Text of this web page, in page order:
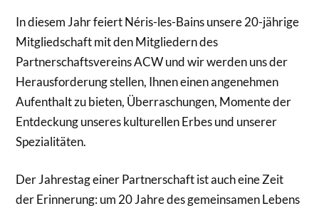
In diesem Jahr feiert Néris-les-Bains unsere 20-jährige
Mitgliedschaft mit den Mitgliedern des
Partnerschaftsvereins ACW und wir werden uns der
Herausforderung stellen, Ihnen einen angenehmen
Aufenthalt zu bieten, Überraschungen, Momente der
Entdeckung unseres kulturellen Erbes und unserer
Spezialitäten.
Der Jahrestag einer Partnerschaft ist auch eine Zeit
der Erinnerung: um 20 Jahre des gemeinsamen Lebens